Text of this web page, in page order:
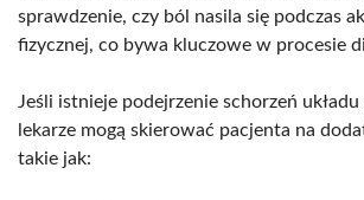
sprawdzenie, czy ból nasila się podczas
fizycznej, co bywa kluczowe w procesie
Jeśli istnieje podejrzenie schorzeń
lekarze mogą skierować pacjenta na
takie jak: